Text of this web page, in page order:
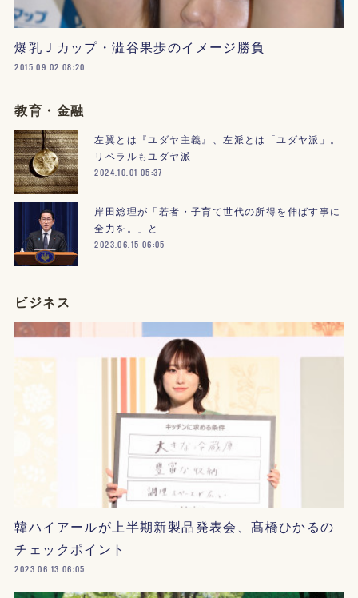
爆乳Ｊカップ・澁谷果歩のイメージ勝負
2015.09.02 08:20
教育・金融
左翼とは『ユダヤ主義』、左派とは「ユダヤ派」。
リベラルもユダヤ派
2024.10.01 05:37
岸田総理が「若者・子育て世代の所得を伸ばす事に
全力を。」と
2023.06.15 06:05
ビジネス
韓ハイアールが上半期新製品発表会、髙橋ひかるの
チェックポイント
2023.06.13 06:05